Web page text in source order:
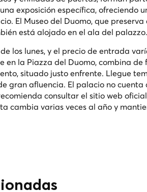
exposición específica, ofreciendo
El Museo del Duomo, que
está alojado en el ala del palazzo.
los lunes, y el precio de entrada
en la Piazza del Duomo, combina
situado justo enfrente. Llegue
gran afluencia. El palacio no cuenta
consultar el sitio web
cambia varias veces al año y